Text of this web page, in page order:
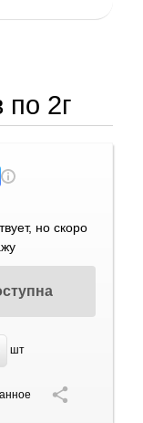
2г
но скоро
шт